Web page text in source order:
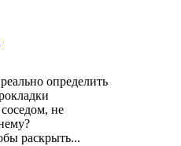
определить
не
раскрыть...